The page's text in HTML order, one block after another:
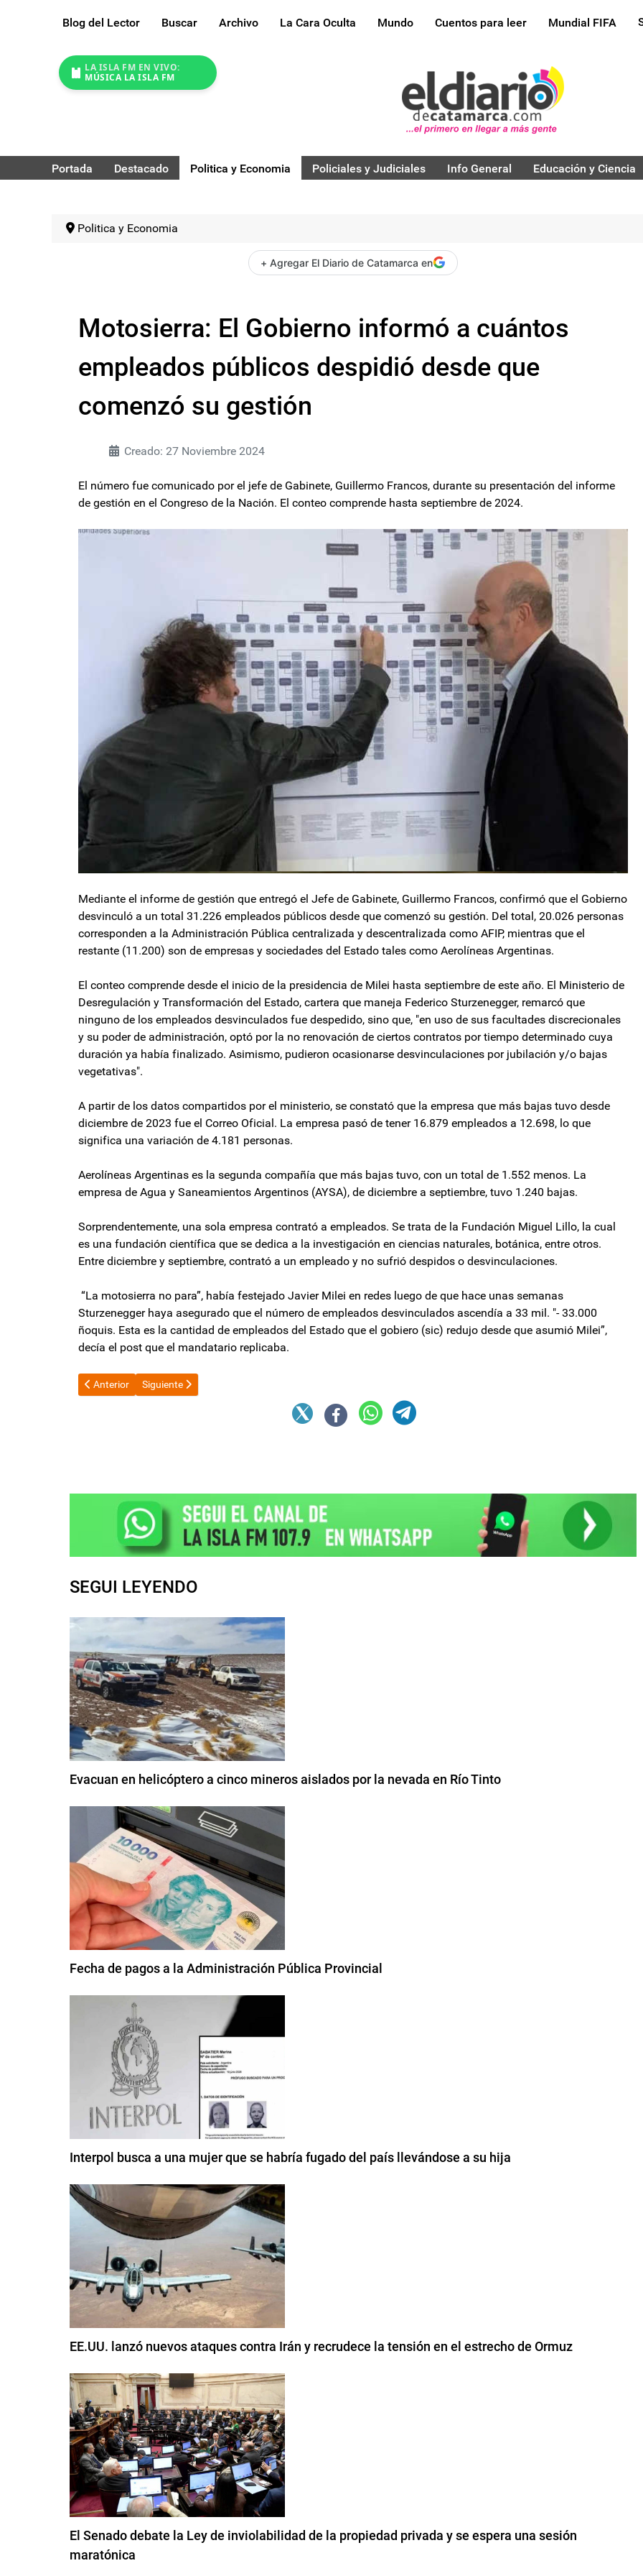
Blog del Lector Buscar Archivo La Cara Oculta Mundo Cuentos para leer Mundial FIFA
LA ISLA FM EN VIVO:
MÚSICA LA ISLA FM
Portada Destacado Politica y Economia Policiales y Judiciales Info General Educación y Ciencia
Politica y Economia
+ Agregar El Diario de Catamarca en
Motosierra: El Gobierno informó a cuántos
empleados públicos despidió desde que
comenzó su gestión
Creado: 27 Noviembre 2024
El número fue comunicado por el jefe de Gabinete, Guillermo Francos, durante su presentación del informe
de gestión en el Congreso de la Nación. El conteo comprende hasta septiembre de 2024.
Mediante el informe de gestión que entregó el Jefe de Gabinete, Guillermo Francos, confirmó que el Gobierno
desvinculó a un total 31.226 empleados públicos desde que comenzó su gestión. Del total, 20.026 personas
corresponden a la Administración Pública centralizada y descentralizada como AFIP, mientras que el
restante (11.200) son de empresas y sociedades del Estado tales como Aerolíneas Argentinas.
El conteo comprende desde el inicio de la presidencia de Milei hasta septiembre de este año. El Ministerio de
Desregulación y Transformación del Estado, cartera que maneja Federico Sturzenegger, remarcó que
ninguno de los empleados desvinculados fue despedido, sino que, "en uso de sus facultades discrecionales
y su poder de administración, optó por la no renovación de ciertos contratos por tiempo determinado cuya
duración ya había finalizado. Asimismo, pudieron ocasionarse desvinculaciones por jubilación y/o bajas
vegetativas".
A partir de los datos compartidos por el ministerio, se constató que la empresa que más bajas tuvo desde
diciembre de 2023 fue el Correo Oficial. La empresa pasó de tener 16.879 empleados a 12.698, lo que
significa una variación de 4.181 personas.
Aerolíneas Argentinas es la segunda compañía que más bajas tuvo, con un total de 1.552 menos. La
empresa de Agua y Saneamientos Argentinos (AYSA), de diciembre a septiembre, tuvo 1.240 bajas.
Sorprendentemente, una sola empresa contrató a empleados. Se trata de la Fundación Miguel Lillo, la cual
es una fundación científica que se dedica a la investigación en ciencias naturales, botánica, entre otros.
Entre diciembre y septiembre, contrató a un empleado y no sufrió despidos o desvinculaciones.
“La motosierra no para”, había festejado Javier Milei en redes luego de que hace unas semanas
Sturzenegger haya asegurado que el número de empleados desvinculados ascendía a 33 mil. "- 33.000
ñoquis. Esta es la cantidad de empleados del Estado que el gobiero (sic) redujo desde que asumió Milei”,
decía el post que el mandatario replicaba.
Artículo anterior: La Legislatura de Neuquén sesiona para definir el futuro de la vicegobernadora
Anterior Artículo siguiente: Encuentro Libertario desautorizó a Baigorri y Galán y rechaza su participación en el acto del
Siguiente
SEGUI LEYENDO
Evacuan en helicóptero a cinco mineros aislados por la nevada en Río Tinto
Fecha de pagos a la Administración Pública Provincial
Interpol busca a una mujer que se habría fugado del país llevándose a su hija
EE.UU. lanzó nuevos ataques contra Irán y recrudece la tensión en el estrecho de Ormuz
El Senado debate la Ley de inviolabilidad de la propiedad privada y se espera una sesión
maratónica